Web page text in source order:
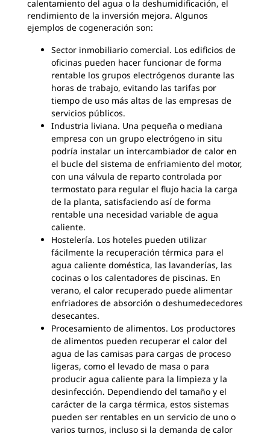
calentamiento del agua o la deshumidificación, el
rendimiento de la inversión mejora. Algunos
ejemplos de cogeneración son:
Sector inmobiliario comercial. Los edificios de
oficinas pueden hacer funcionar de forma
rentable los grupos electrógenos durante las
horas de trabajo, evitando las tarifas por
tiempo de uso más altas de las empresas de
servicios públicos.
Industria liviana. Una pequeña o mediana
empresa con un grupo electrógeno in situ
podría instalar un intercambiador de calor en
el bucle del sistema de enfriamiento del motor,
con una válvula de reparto controlada por
termostato para regular el flujo hacia la carga
de la planta, satisfaciendo así de forma
rentable una necesidad variable de agua
caliente.
Hostelería. Los hoteles pueden utilizar
fácilmente la recuperación térmica para el
agua caliente doméstica, las lavanderías, las
cocinas o los calentadores de piscinas. En
verano, el calor recuperado puede alimentar
enfriadores de absorción o deshumedecedores
desecantes.
Procesamiento de alimentos. Los productores
de alimentos pueden recuperar el calor del
agua de las camisas para cargas de proceso
ligeras, como el levado de masa o para
producir agua caliente para la limpieza y la
desinfección. Dependiendo del tamaño y el
carácter de la carga térmica, estos sistemas
pueden ser rentables en un servicio de uno o
varios turnos, incluso si la demanda de calor